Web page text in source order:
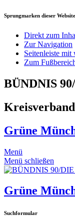
Sprungmarken dieser Website
Direkt zum
Zur Navigation
Seitenleiste
Zum
BÜNDNIS
Grüne
Menü
Menü schließen
Grüne
Suchformular